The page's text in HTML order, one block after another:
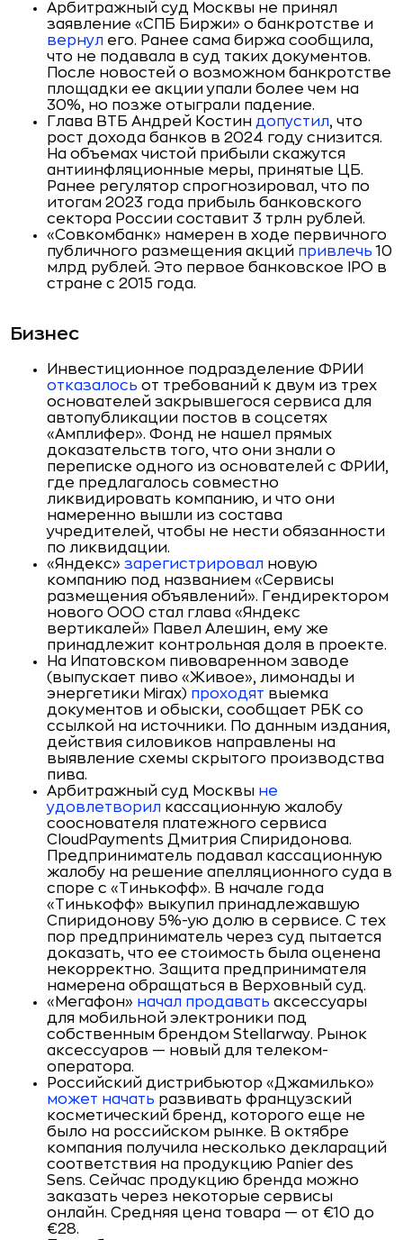
Арбитражный суд Москвы не принял
заявление «СПБ Биржи» о банкротстве и
вернул его. Ранее сама биржа сообщила,
что не подавала в суд таких документов.
После новостей о возможном банкротстве
площадки ее акции упали более чем на
30%, но позже отыграли падение.
Глава ВТБ Андрей Костин допустил, что
рост дохода банков в 2024 году снизится.
На объемах чистой прибыли скажутся
антиинфляционные меры, принятые ЦБ.
Ранее регулятор спрогнозировал, что по
итогам 2023 года прибыль банковского
сектора России составит 3 трлн рублей.
«Совкомбанк» намерен в ходе первичного
публичного размещения акций привлечь 10
млрд рублей. Это первое банковское IPO в
стране с 2015 года.
Бизнес
Инвестиционное подразделение ФРИИ
отказалось от требований к двум из трех
основателей закрывшегося сервиса для
автопубликации постов в соцсетях
«Амплифер». Фонд не нашел прямых
доказательств того, что они знали о
переписке одного из основателей с ФРИИ,
где предлагалось совместно
ликвидировать компанию, и что они
намеренно вышли из состава
учредителей, чтобы не нести обязанности
по ликвидации.
«Яндекс» зарегистрировал новую
компанию под названием «Сервисы
размещения объявлений». Гендиректором
нового ООО стал глава «Яндекс
вертикалей» Павел Алешин, ему же
принадлежит контрольная доля в проекте.
На Ипатовском пивоваренном заводе
(выпускает пиво «Живое», лимонады и
энергетики Mirax) проходят выемка
документов и обыски, сообщает РБК со
ссылкой на источники. По данным издания,
действия силовиков направлены на
выявление схемы скрытого производства
пива.
Арбитражный суд Москвы не
удовлетворил кассационную жалобу
сооснователя платежного сервиса
CloudPayments Дмитрия Спиридонова.
Предприниматель подавал кассационную
жалобу на решение апелляционного суда в
споре с «Тинькофф». В начале года
«Тинькофф» выкупил принадлежавшую
Спиридонову 5%-ую долю в сервисе. С тех
пор предприниматель через суд пытается
доказать, что ее стоимость была оценена
некорректно. Защита предпринимателя
намерена обращаться в Верховный суд.
«Мегафон» начал продавать аксессуары
для мобильной электроники под
собственным брендом Stellarway. Рынок
аксессуаров — новый для телеком-
оператора.
Российский дистрибьютор «Джамилько»
может начать развивать французский
косметический бренд, которого еще не
было на российском рынке. В октябре
компания получила несколько деклараций
соответствия на продукцию Panier des
Sens. Сейчас продукцию бренда можно
заказать через некоторые сервисы
онлайн. Средняя цена товара — от €10 до
€28.